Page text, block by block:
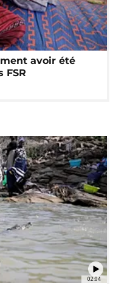
avoir été
FSR
02:04